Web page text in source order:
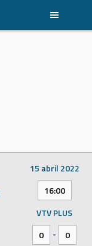
15 abril 2022
16:00
VTV PLUS
0
-
0